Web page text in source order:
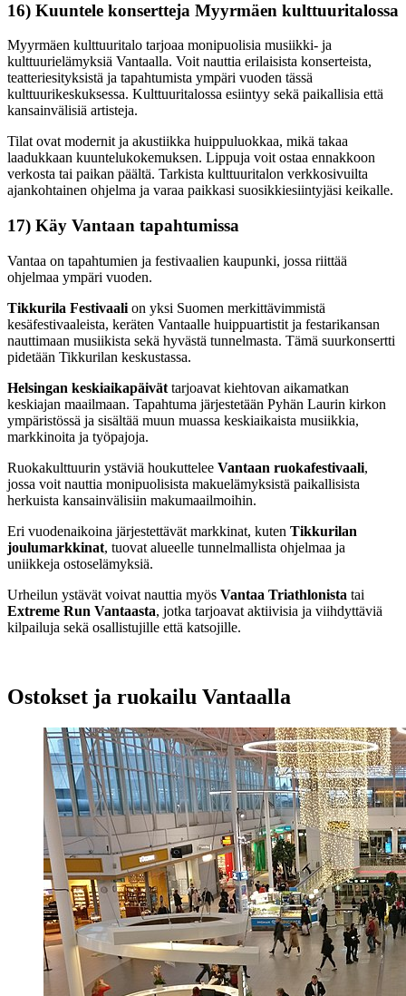
16) Kuuntele konsertteja Myyrmäen kulttuuritalossa
Myyrmäen kulttuuritalo tarjoaa monipuolisia musiikki- ja
kulttuurielämyksiä Vantaalla. Voit nauttia erilaisista konserteista,
teatteriesityksistä ja tapahtumista ympäri vuoden tässä
kulttuurikeskuksessa. Kulttuuritalossa esiintyy sekä paikallisia että
kansainvälisiä artisteja.
Tilat ovat modernit ja akustiikka huippuluokkaa, mikä takaa
laadukkaan kuuntelukokemuksen. Lippuja voit ostaa ennakkoon
verkosta tai paikan päältä. Tarkista kulttuuritalon verkkosivuilta
ajankohtainen ohjelma ja varaa paikkasi suosikkiesiintyjäsi keikalle.
17) Käy Vantaan tapahtumissa
Vantaa on tapahtumien ja festivaalien kaupunki, jossa riittää
ohjelmaa ympäri vuoden.
Tikkurila Festivaali on yksi Suomen merkittävimmistä
kesäfestivaaleista, keräten Vantaalle huippuartistit ja festarikansan
nauttimaan musiikista sekä hyvästä tunnelmasta. Tämä suurkonsertti
pidetään Tikkurilan keskustassa.
Helsingan keskiaikapäivät tarjoavat kiehtovan aikamatkan
keskiajan maailmaan. Tapahtuma järjestetään Pyhän Laurin kirkon
ympäristössä ja sisältää muun muassa keskiaikaista musiikkia,
markkinoita ja työpajoja.
Ruokakulttuurin ystäviä houkuttelee Vantaan ruokafestivaali,
jossa voit nauttia monipuolisista makuelämyksistä paikallisista
herkuista kansainvälisiin makumaailmoihin.
Eri vuodenaikoina järjestettävät markkinat, kuten Tikkurilan
joulumarkkinat, tuovat alueelle tunnelmallista ohjelmaa ja
uniikkeja ostoselämyksiä.
Urheilun ystävät voivat nauttia myös Vantaa Triathlonista tai
Extreme Run Vantaasta, jotka tarjoavat aktiivisia ja viihdyttäviä
kilpailuja sekä osallistujille että katsojille.
Ostokset ja ruokailu Vantaalla